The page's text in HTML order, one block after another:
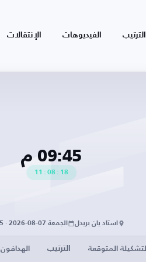
الترتيب الفيديوهات الإنتقالات
09:45 م
17
:
08
:
11
استاد يان بريدل الجمعة 07-08-2026 · 09:45 م
التشكيلة المتوقعة الترتيب الهدافون